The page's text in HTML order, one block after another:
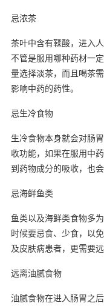
忌浓茶
茶叶中含有鞣酸，进入
不管是服用哪种药材一
量选择淡茶，而且喝茶
影响中药的药性。
忌生冷食物
生冷食物本身就会对肠
收功能，如果在服用中
到药物成分的吸收，也
忌海鲜鱼类
鱼类以及海鲜类食物多
时候要忌食、少食，以
及皮肤病患者，更需要
远离油腻食物
油腻食物在进入肠胃之